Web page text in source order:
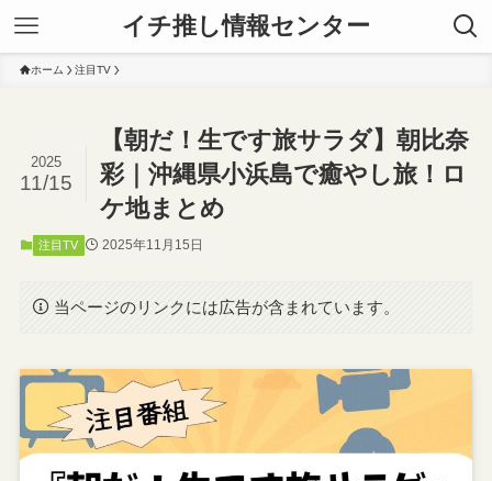
イチ推し情報センター
ホーム 注目TV
【朝だ！生です旅サラダ】朝比奈
彩｜沖縄県小浜島で癒やし旅！ロ
ケ地まとめ
2025
11/15
注目TV 2025年11月15日
当ページのリンクには広告が含まれています。